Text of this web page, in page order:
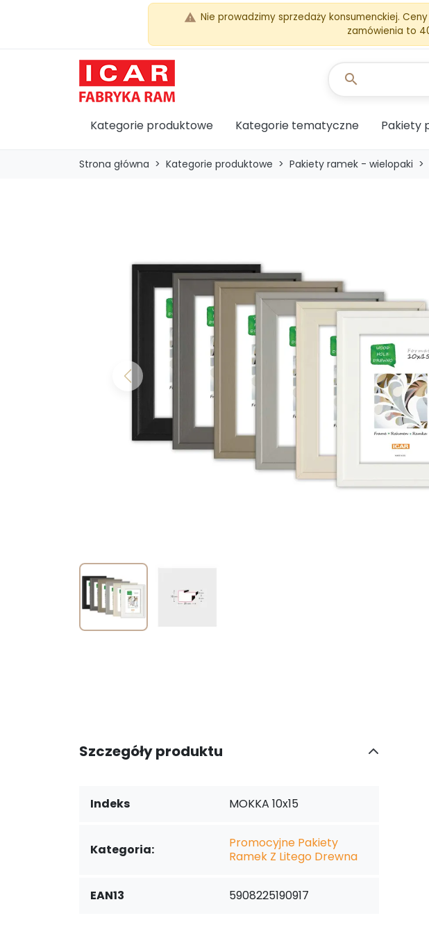
warning Nie prowadzimy sprzedaży konsumenckiej.
zamówienia to
Kategorie produktowe Kategorie tematyczne Pakiety
search
Strona główna Kategorie produktowe Pakiety ramek - wielopaki
Previous
Szczegóły produktu
Indeks MOKKA 10x15
Kategoria:
Promocyjne Pakiety
Ramek Z Litego Drewna
EAN13 5908225190917